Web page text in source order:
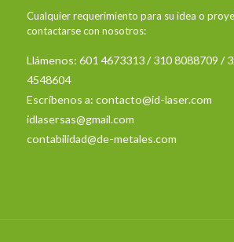
Cualquier requerimiento para su idea o
contactarse con nosotros:
Llámenos: 601 4673313 / 310 8088709 /
4548604
Escríbenos a: contacto@id-laser.com
idlasersas@gmail.com
contabilidad@de-metales.com